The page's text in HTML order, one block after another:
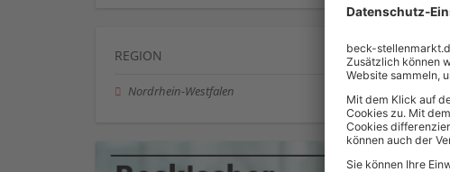
REGION
Nordrhein-Westfalen